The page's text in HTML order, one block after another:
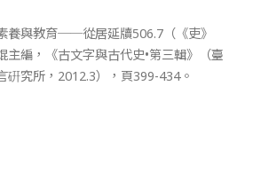
養與教育──從居延牘506.7（《吏》
主編，《古文字與古代史•第三輯》（臺
硏究所，2012.3），頁399-434。